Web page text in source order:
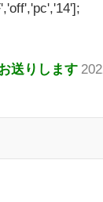
送りします